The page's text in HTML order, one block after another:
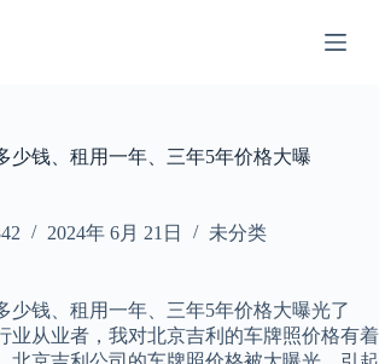
少钱、租用一年、三年5年价格大曝
2024年 6月 21日 未分类
少钱、租用一年、三年5年价格大曝光了
业从业者，我对北京吉利的车牌照价格有着